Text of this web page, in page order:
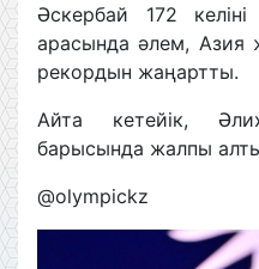
Әскербай 172 келіні
арасында әлем, Азия
рекордын жаңартты.
Айта кетейік,
барысында жалпы
@olympickz